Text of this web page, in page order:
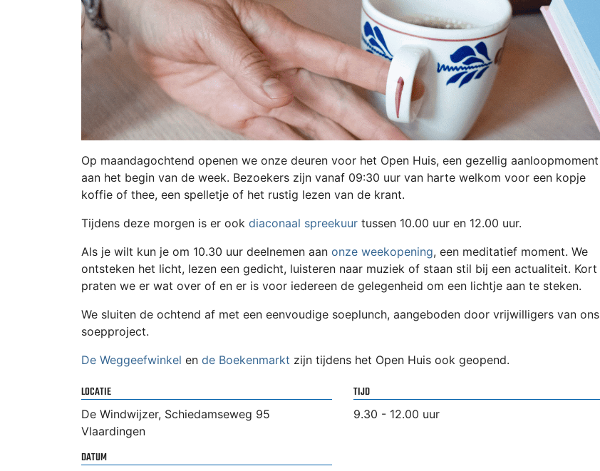
Op maandagochtend openen we onze deuren voor het Open Huis, een gezellig aanloopmoment
aan het begin van de week. Bezoekers zijn vanaf 09:30 uur van harte welkom voor een kopje
koffie of thee, een spelletje of het rustig lezen van de krant.
Tijdens deze morgen is er ook diaconaal spreekuur tussen 10.00 uur en 12.00 uur.
Als je wilt kun je om 10.30 uur deelnemen aan onze weekopening, een meditatief moment. We
ontsteken het licht, lezen een gedicht, luisteren naar muziek of staan stil bij een actualiteit. Kort
praten we er wat over of en er is voor iedereen de gelegenheid om een lichtje aan te steken.
We sluiten de ochtend af met een eenvoudige soeplunch, aangeboden door vrijwilligers van ons
soepproject.
De Weggeefwinkel en de Boekenmarkt zijn tijdens het Open Huis ook geopend.
LOCATIE
De Windwijzer, Schiedamseweg 95
Vlaardingen
TIJD
9.30 - 12.00 uur
DATUM